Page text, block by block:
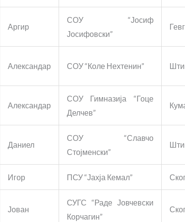
Аргир
СОУ “Јосиф
Јосифовски”
Александар СОУ “Коле Нехтенин”
Александар
СОУ Гимназија “Гоце
Делчев”
Даниел
СОУ “Славчо
Стојменски”
Игор ПСУ “Јахја Кемал”
Јован
СУГС “Раде Јовчевски
Корчагин”